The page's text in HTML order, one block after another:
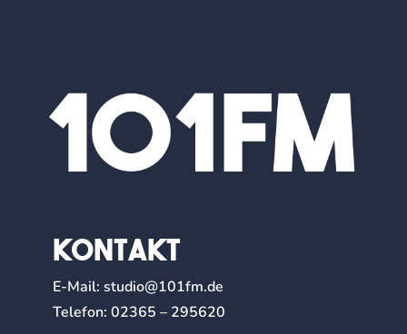
Kontakt
E-Mail:studio@101fm.de
Telefon:02365 – 295620